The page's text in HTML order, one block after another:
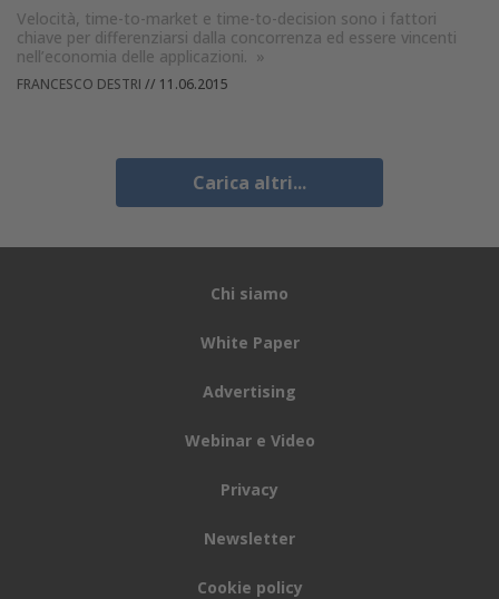
Velocità, time-to-market e time-to-decision sono i fattori
chiave per differenziarsi dalla concorrenza ed essere vincenti
nell’economia delle applicazioni. »
FRANCESCO DESTRI // 11.06.2015
Carica altri...
Chi siamo
White Paper
Advertising
Webinar e Video
Privacy
Newsletter
Cookie policy